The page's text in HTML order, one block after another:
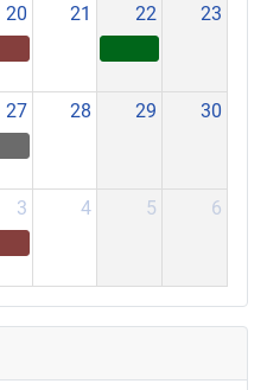
20 21 22 23
27 28 29 30
3 4 5 6